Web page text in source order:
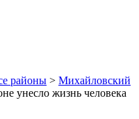
районы > Михайловский
унесло жизнь человека